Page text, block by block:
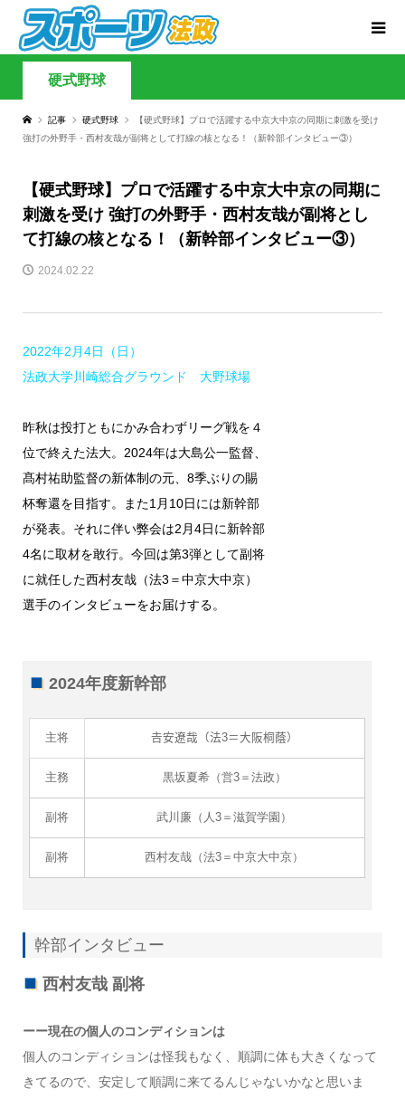
硬式野球
記事 硬式野球
【硬式野球】プロで活躍する中京大中京の同期に刺激を受け
強打の外野手・西村友哉が副将として打線の核となる！（新幹部インタビュー③）
【硬式野球】プロで活躍する中京大中京の同期に
刺激を受け 強打の外野手・西村友哉が副将とし
て打線の核となる！（新幹部インタビュー③）
2024.02.22
2022年2月4日（日）
法政大学川崎総合グラウンド 大野球場
昨秋は投打ともにかみ合わずリーグ戦を４
位で終えた法大。2024年は大島公一監督、
髙村祐助監督の新体制の元、8季ぶりの賜
杯奪還を目指す。また1月10日には新幹部
が発表。それに伴い弊会は2月4日に新幹部
4名に取材を敢行。今回は第3弾として副将
に就任した西村友哉（法3＝中京大中京）
選手のインタビューをお届けする。
2024年度新幹部
主将 𠮷安遼哉（法3＝大阪桐蔭）
主務 黒坂夏希（営3＝法政）
副将 武川廉（人3＝滋賀学園）
副将 西村友哉（法3＝中京大中京）
幹部インタビュー
西村友哉 副将
ーー現在の個人のコンディションは
個人のコンディションは怪我もなく、順調に体も大きくなって
きてるので、安定して順調に来てるんじゃないかなと思いま